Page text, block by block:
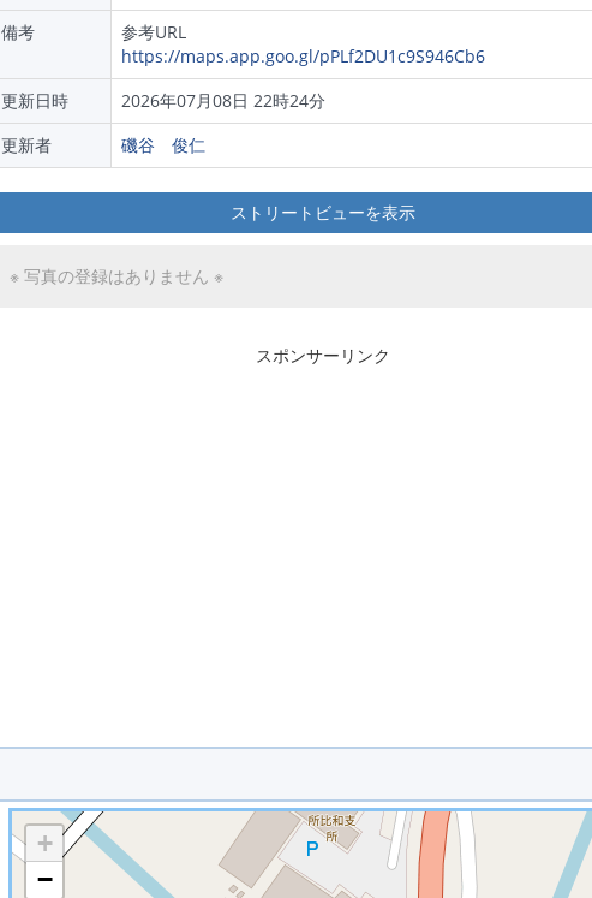
備考
参考URL
https://maps.app.goo.gl/pPLf2DU1c9S946Cb6
更新日時
2026年07月08日 22時24分
更新者
磯谷 俊仁
ストリートビューを表示
※ 写真の登録はありません ※
スポンサーリンク
+
−